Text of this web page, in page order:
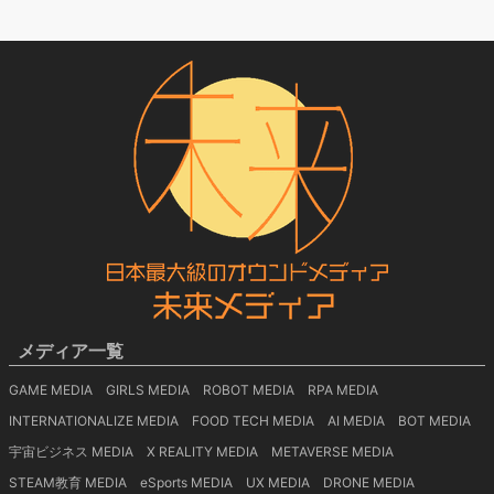
メディア一覧
GAME MEDIA GIRLS MEDIA ROBOT MEDIA
RPA MEDIA
INTERNATIONALIZE MEDIA
FOOD TECH MEDIA AI MEDIA
BOT MEDIA
宇宙ビジネス MEDIA
X REALITY MEDIA
METAVERSE MEDIA
STEAM教育 MEDIA
eSports MEDIA UX MEDIA DRONE MEDIA